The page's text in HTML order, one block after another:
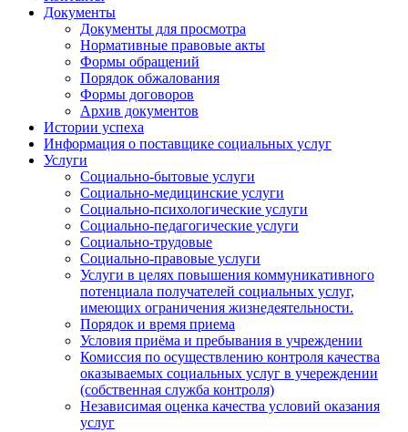
Документы
Документы для просмотра
Нормативные правовые акты
Формы обращений
Порядок обжалования
Формы договоров
Архив документов
Истории успеха
Информация о поставщике социальных услуг
Услуги
Социально-бытовые услуги
Социально-медицинские услуги
Социально-психологические услуги
Социально-педагогические услуги
Социально-трудовые
Социально-правовые услуги
Услуги в целях повышения коммуникативного
потенциала получателей социальных услуг,
имеющих ограничения жизнедеятельности.
Порядок и время приема
Условия приёма и пребывания в учреждении
Комиссия по осуществлению контроля качества
оказываемых социальных услуг в учереждении
(собственная служба контроля)
Независимая оценка качества условий оказания
услуг